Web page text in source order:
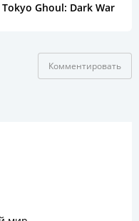
Tokyo Ghoul: Dark War
Комментировать